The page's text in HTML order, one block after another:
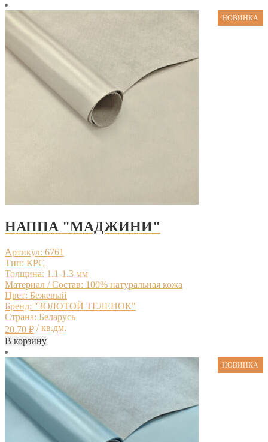
НОВИНКА
НАППА "МАДЖИНИ"
Артикул: 6761
Тип: КРС
Толщина: 1.1-1.3 мм
Материал / Состав: 100% натуральная кожа
Цвет: Бежевый
Бренд: "ЗОЛОТОЙ ТЕЛЕНОК"
Страна: Беларусь
20.70 ₽ / кв.дм.
В корзину
НОВИНКА